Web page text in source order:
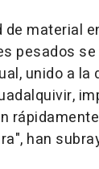
de material
pesados
unido a la
han